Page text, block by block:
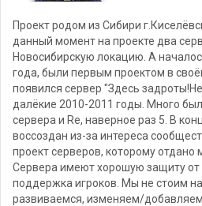
Проект родом из Сибири
данный момент на проекте два
Новосибирскую локацию. А
года, были первым проектом в
появился сервер "Здесь
далёкие 2010-2011 годы. Много
сервера и Re, наверное раз 5. В
воссоздан из-за интереса
проект серверов, которому отдано
Сервера имеют хорошую защиту от
поддержка игроков. Мы не стоим
развиваемся, изменяем/